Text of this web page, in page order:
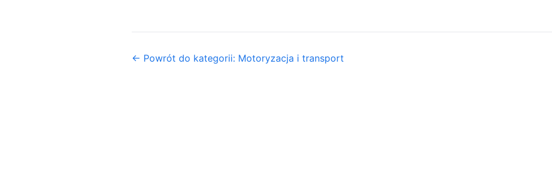
← Powrót do kategorii: Motoryzacja i transport